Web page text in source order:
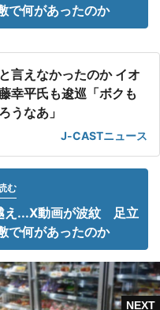
で何があったのか
言えなかったのか イオ
幸平氏も逡巡「ボクも
うなあ」
J-CASTニュース
む
え...X動画が波紋 足立
で何があったのか